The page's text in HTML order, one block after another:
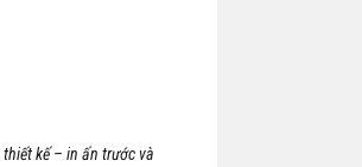
thiết kế – in ấn trước và